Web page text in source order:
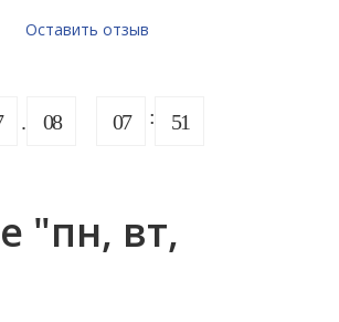
Оставить отзыв
08 07 51
"пн, вт,